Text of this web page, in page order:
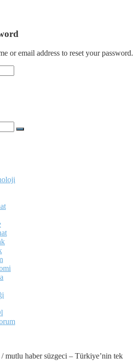
or email address to reset your password.
mutlu haber süzgeci – Türkiye’nin tek